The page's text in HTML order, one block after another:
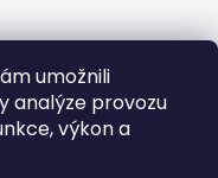
umožnili
analýze provozu
výkon a